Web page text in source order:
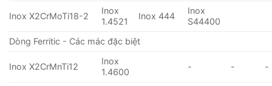
Inox X2CrMoTi18-2
Inox
1.4521
Inox 444
Inox
S44400
Dòng Ferritic - Các mác đặc biệt
Inox X2CrMnTi12
Inox
1.4600
- - -